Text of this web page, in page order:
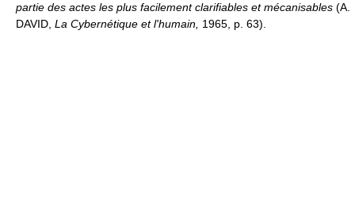
partie des actes les plus facilement clarifiables et mécanisables (A.
DAVID, La Cybernétique et l'humain, 1965, p. 63).